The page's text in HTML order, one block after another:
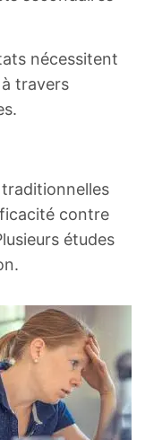
nécessitent
travers
traditionnelles
contre
études